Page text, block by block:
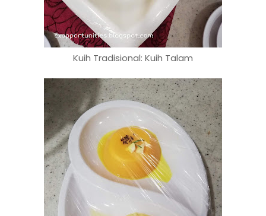
Kuih Tradisional: Kuih Talam